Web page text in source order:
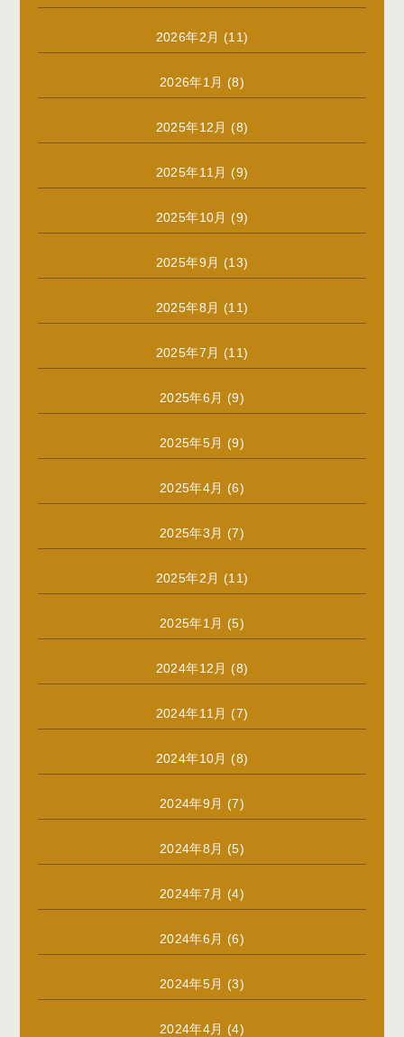
2026年2月 (11)
2026年1月 (8)
2025年12月 (8)
2025年11月 (9)
2025年10月 (9)
2025年9月 (13)
2025年8月 (11)
2025年7月 (11)
2025年6月 (9)
2025年5月 (9)
2025年4月 (6)
2025年3月 (7)
2025年2月 (11)
2025年1月 (5)
2024年12月 (8)
2024年11月 (7)
2024年10月 (8)
2024年9月 (7)
2024年8月 (5)
2024年7月 (4)
2024年6月 (6)
2024年5月 (3)
2024年4月 (4)